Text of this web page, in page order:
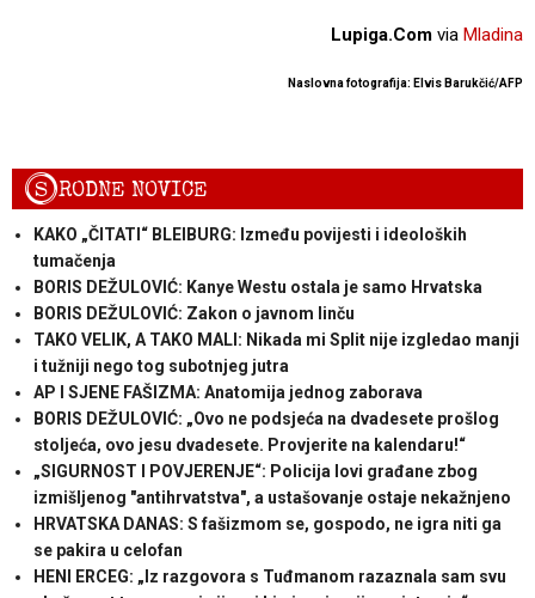
Lupiga.Com via Mladina
Naslovna fotografija: Elvis Barukčić/AFP
SRODNE NOVICE
KAKO „ČITATI“ BLEIBURG: Između povijesti i ideoloških
tumačenja
BORIS DEŽULOVIĆ: Kanye Westu ostala je samo Hrvatska
BORIS DEŽULOVIĆ: Zakon o javnom linču
TAKO VELIK, A TAKO MALI: Nikada mi Split nije izgledao manji
i tužniji nego tog subotnjeg jutra
AP I SJENE FAŠIZMA: Anatomija jednog zaborava
BORIS DEŽULOVIĆ: „Ovo ne podsjeća na dvadesete prošlog
stoljeća, ovo jesu dvadesete. Provjerite na kalendaru!“
„SIGURNOST I POVJERENJE“: Policija lovi građane zbog
izmišljenog "antihrvatstva", a ustašovanje ostaje nekažnjeno
HRVATSKA DANAS: S fašizmom se, gospodo, ne igra niti ga
se pakira u celofan
HENI ERCEG: „Iz razgovora s Tuđmanom razaznala sam svu